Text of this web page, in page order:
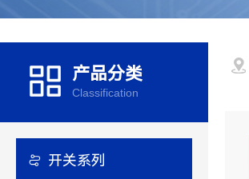
产品分类
Classification
开关系列